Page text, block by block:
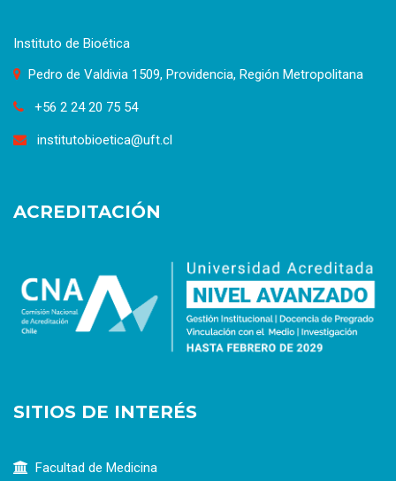
Instituto de Bioética
Pedro de Valdivia 1509, Providencia, Región Metropolitana
+56 2 24 20 75 54
institutobioetica@uft.cl
ACREDITACIÓN
SITIOS DE INTERÉS
Facultad de Medicina